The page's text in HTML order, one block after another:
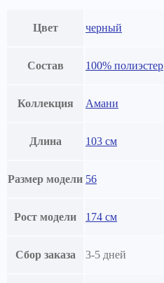
Цвет черный
Состав 100% полиэстер
Коллекция Амани
Длина 103 см
Размер модели 56
Рост модели 174 см
Сбор заказа 3-5 дней